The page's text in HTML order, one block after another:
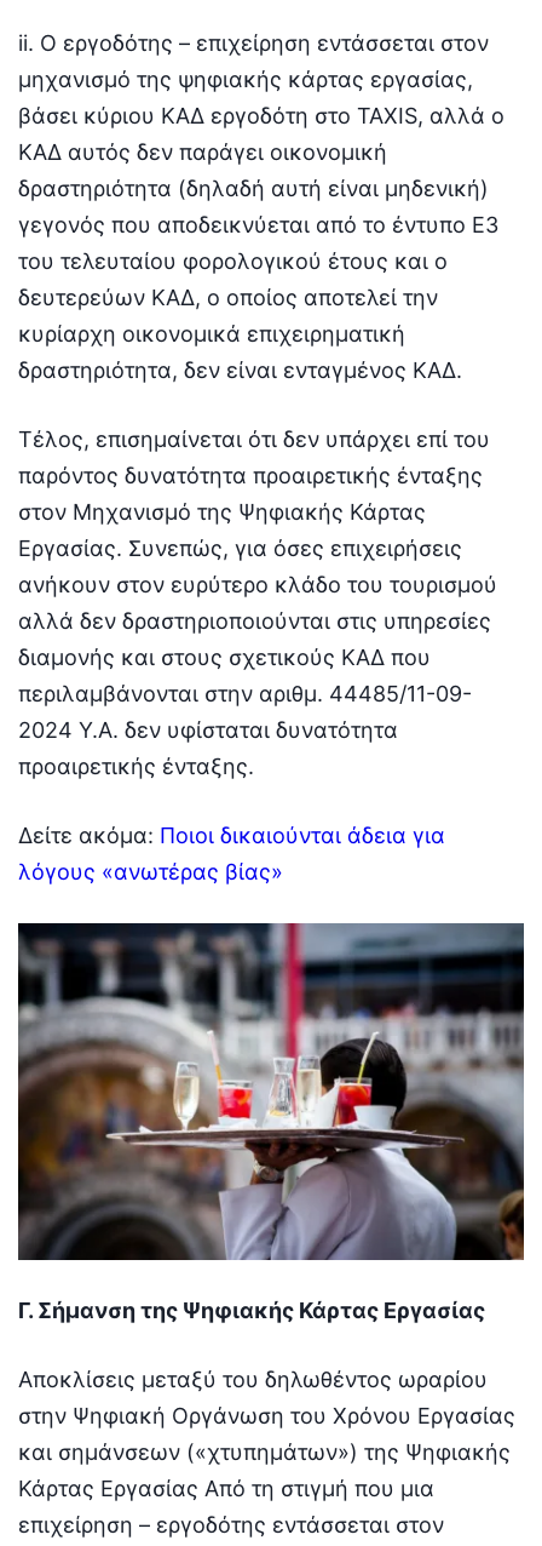
ii. Ο εργοδότης – επιχείρηση εντάσσεται στον
μηχανισμό της ψηφιακής κάρτας εργασίας,
βάσει κύριου ΚΑΔ εργοδότη στο TAXIS, αλλά ο
ΚΑΔ αυτός δεν παράγει οικονομική
δραστηριότητα (δηλαδή αυτή είναι μηδενική)
γεγονός που αποδεικνύεται από το έντυπο Ε3
του τελευταίου φορολογικού έτους και ο
δευτερεύων ΚΑΔ, ο οποίος αποτελεί την
κυρίαρχη οικονομικά επιχειρηματική
δραστηριότητα, δεν είναι ενταγμένος ΚΑΔ.
Τέλος, επισημαίνεται ότι δεν υπάρχει επί του
παρόντος δυνατότητα προαιρετικής ένταξης
στον Μηχανισμό της Ψηφιακής Κάρτας
Εργασίας. Συνεπώς, για όσες επιχειρήσεις
ανήκουν στον ευρύτερο κλάδο του τουρισμού
αλλά δεν δραστηριοποιούνται στις υπηρεσίες
διαμονής και στους σχετικούς ΚΑΔ που
περιλαμβάνονται στην αριθμ. 44485/11-09-
2024 Υ.Α. δεν υφίσταται δυνατότητα
προαιρετικής ένταξης.
Δείτε ακόμα: Ποιοι δικαιούνται άδεια για
λόγους «ανωτέρας βίας»
Γ. Σήμανση της Ψηφιακής Κάρτας Εργασίας
Αποκλίσεις μεταξύ του δηλωθέντος ωραρίου
στην Ψηφιακή Οργάνωση του Χρόνου Εργασίας
και σημάνσεων («χτυπημάτων») της Ψηφιακής
Κάρτας Εργασίας Από τη στιγμή που μια
επιχείρηση – εργοδότης εντάσσεται στον